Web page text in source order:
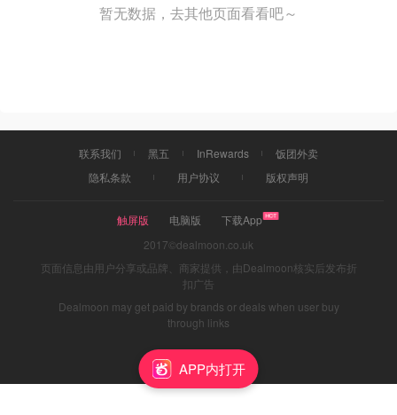
暂无数据，去其他页面看看吧～
APP内打开
联系我们 黑五 InRewards
饭团外卖
隐私条款
用户协议 版权声明
触屏版 电脑版
下载App
2017©dealmoon.co.uk
页面信息由用户分享或品牌、商家提供，由Dealmoon核实后发布折
扣广告
Dealmoon may get paid by brands or deals when user buy
through links